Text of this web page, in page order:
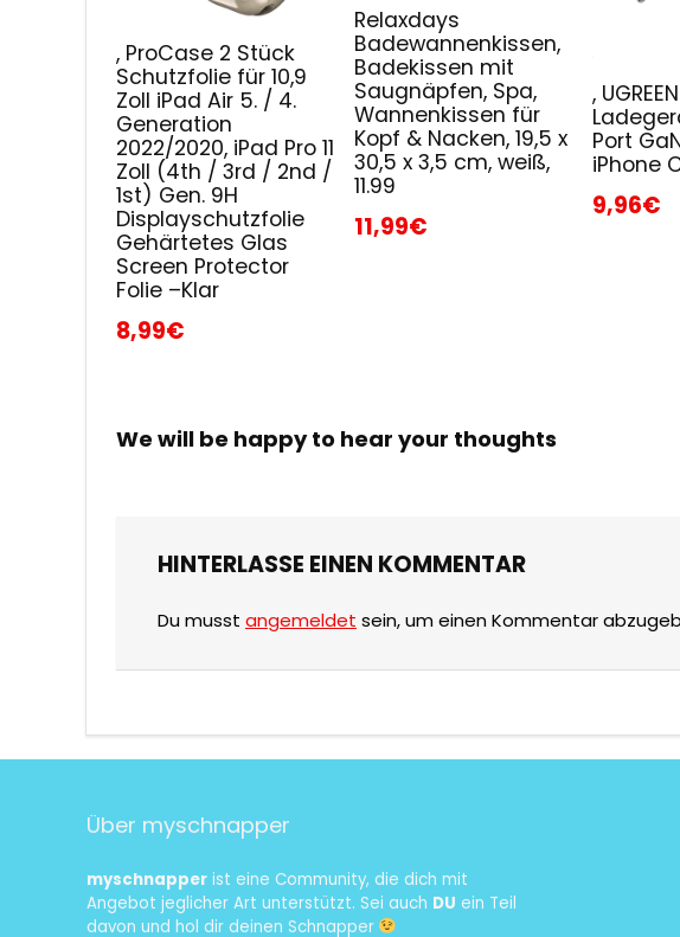
, ProCase 2 Stück
Schutzfolie für 10,9
Zoll iPad Air 5. / 4.
Generation
2022/2020, iPad Pro 11
Zoll (4th / 3rd / 2nd /
1st) Gen. 9H
Displayschutzfolie
Gehärtetes Glas
Screen Protector
Folie –Klar
8,99€
Relaxdays
Badewannenkissen,
Badekissen mit
Saugnäpfen, Spa,
Wannenkissen für
Kopf & Nacken, 19,5 x
30,5 x 3,5 cm, weiß,
11.99
11,99€
,
Port
iPhone
9,96€
We will be happy to hear your thoughts
HINTERLASSE EINEN KOMMENTAR
Du musst angemeldet sein, um einen Kommentar
Über myschnapper
myschnapperist eine Community, die dich mit
Angebot jeglicher Art unterstützt. Sei auch DU ein Teil
davon und hol dir deinen Schnapper